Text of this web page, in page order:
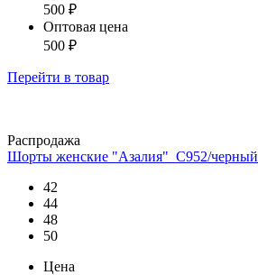
500 ₽
Оптовая цена
500 ₽
Перейти в товар
Распродажа
Шорты женские "Азалия"_С952/черный
42
44
48
50
Цена